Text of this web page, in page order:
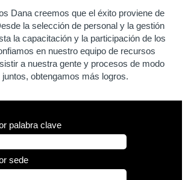
Dana creemos que el éxito proviene de
la selección de personal y la gestión
la capacitación y la participación de los
en nuestro equipo de recursos
a nuestra gente y procesos de modo
juntos, obtengamos más logros.
palabra clave
sede